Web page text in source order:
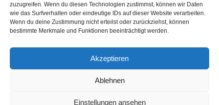
zuzugreifen. Wenn du diesen Technologien zustimmst, können wir Daten
wie das Surfverhalten oder eindeutige IDs auf dieser Website verarbeiten.
Wenn du deine Zustimmung nicht erteilst oder zurückziehst, können
bestimmte Merkmale und Funktionen beeinträchtigt werden.
Akzeptieren
Ablehnen
Einstellungen ansehen
Malin Blunk Marcus Hünnebeck Martin Krist
Melisa Schwermer Nele Bruun Nika Lubitsch
Noah Fitz Nora Amelie René Junge
Subina Giuletti